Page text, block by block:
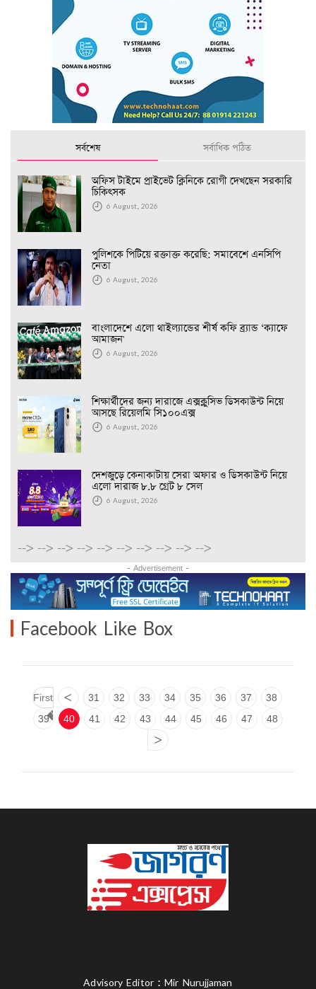
সর্বশেষ সর্বাধিক পঠিত
অফিস টাইমে প্রাইভেট ক্লিনিকে রোগী দেখছেন সরকারি
চিকিৎসক
6 August, 2026
পুলিশকে পিটিয়ে রক্তাক্ত করেছি: সমাবেশে এনসিপি
নেতা
6 August, 2026
বাংলাদেশে এলো থাইল্যান্ডের শীর্ষ কফি ব্র্যান্ড ‘ক্যাফে
আমাজন'
6 August, 2026
শিক্ষার্থীদের জন্য দারাজে এক্সক্লুসিভ ডিসকাউন্ট নিয়ে
আসছে রিয়েলমি সি১০০এক্স
6 August, 2026
দেশজুড়ে কেনাকাটায় সেরা অফার ও ডিসকাউন্ট নিয়ে
এলো দারাজ ৮.৮ গ্রেট ৮ সেল
6 August, 2026
--> --> --> --> --> --> --> --> --> -->
- Advertisement -
Facebook Like Box
First < 31 32 33 34 35 36 37
38
39
40 41 42 43 44 45 46 47
48
>
Advisory Editor : Mir Nurujjaman